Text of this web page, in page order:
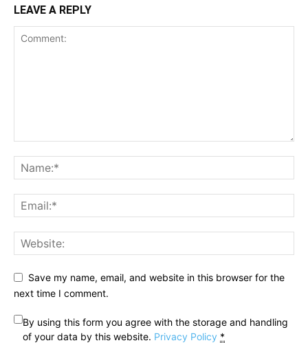
LEAVE A REPLY
Save my name, email, and website in this browser for the
next time I comment.
By using this form you agree with the storage and handling
of your data by this website. Privacy Policy *